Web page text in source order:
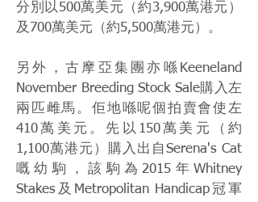
分別以500萬美元（約3,900萬港元）
及700萬美元（約5,500萬港元）。
另外，古摩亞集團亦喺Keeneland
November Breeding Stock Sale購入左
兩匹雌馬。佢地喺呢個拍賣會使左
410萬美元。先以150萬美元（約
1,100萬港元）購入出自Serena's Cat
嘅幼駒，該駒為2015年Whitney
Stakes及Metropolitan Handicap冠軍